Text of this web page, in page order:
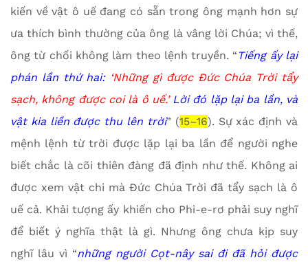
kiến về vật ô uế đang có sẵn trong ông mạnh hơn sự
ưa thích bình thường của ông là vâng lời Chúa; vì thế,
ông từ chối không làm theo lệnh truyền. “ Tiếng ấy lại
phán lần thứ hai: ‘Những gì được Đức Chúa Trời tẩy
sạch, không được coi là ô uế.’ Lời đó lặp lại ba lần, và
vật kia liền được thu lên trời” (15–16). Sự xác định và
mệnh lệnh từ trời được lặp lại ba lần để người nghe
biết chắc là cõi thiên đàng đã định như thế. Không ai
được xem vật chi mà Đức Chúa Trời đã tẩy sạch là ô
uế cả. Khải tượng ấy khiến cho Phi-e-rơ phải suy nghĩ
để biết ý nghĩa thật là gì. Nhưng ông chưa kịp suy
nghĩ lâu vì “những người Cọt-nây sai đi đã hỏi được